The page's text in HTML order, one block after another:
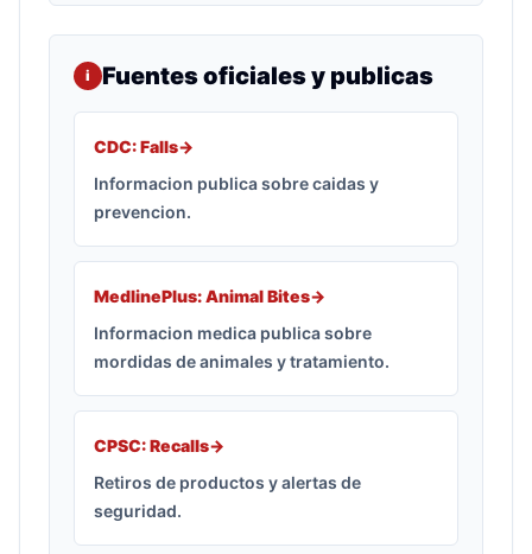
i Fuentes oficiales y publicas
CDC: Falls->
Informacion publica sobre caidas y
prevencion.
MedlinePlus: Animal Bites->
Informacion medica publica sobre
mordidas de animales y tratamiento.
CPSC: Recalls->
Retiros de productos y alertas de
seguridad.